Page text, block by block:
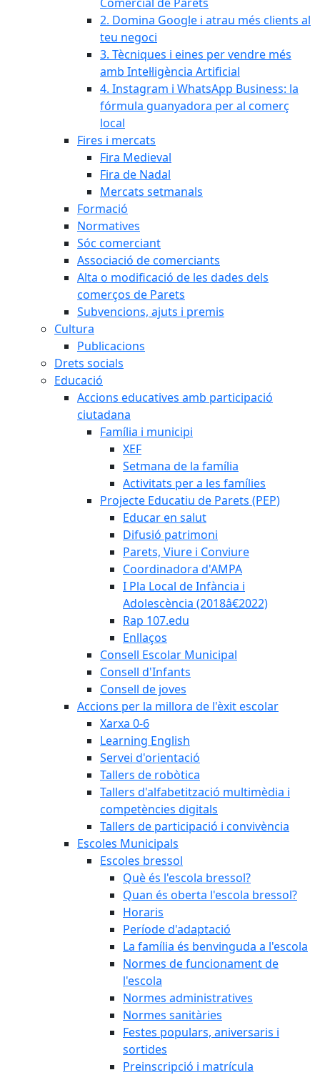
2. Domina Google i atrau més clients al
teu negoci
3. Tècniques i eines per vendre més
amb Intel·ligència Artificial
4. Instagram i WhatsApp Business: la
fórmula guanyadora per al comerç
local
Fires i mercats
Fira Medieval
Fira de Nadal
Mercats setmanals
Formació
Normatives
Sóc comerciant
Associació de comerciants
Alta o modificació de les dades dels
comerços de Parets
Subvencions, ajuts i premis
Cultura
Publicacions
Drets socials
Educació
Accions educatives amb participació
ciutadana
Família i municipi
XEF
Setmana de la família
Activitats per a les famílies
Projecte Educatiu de Parets (PEP)
Educar en salut
Difusió patrimoni
Parets, Viure i Conviure
Coordinadora d'AMPA
I Pla Local de Infància i
Adolescència (2018â€2022)
Rap 107.edu
Enllaços
Consell Escolar Municipal
Consell d'Infants
Consell de joves
Accions per la millora de l'èxit escolar
Xarxa 0-6
Learning English
Servei d'orientació
Tallers de robòtica
Tallers d'alfabetització multimèdia i
competències digitals
Tallers de participació i convivència
Escoles Municipals
Escoles bressol
Què és l'escola bressol?
Quan és oberta l'escola bressol?
Horaris
Període d'adaptació
La família és benvinguda a l'escola
Normes de funcionament de
l'escola
Normes administratives
Normes sanitàries
Festes populars, aniversaris i
sortides
Preinscripció i matrícula